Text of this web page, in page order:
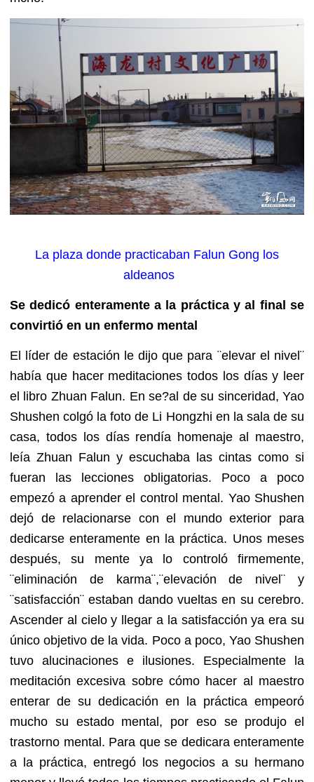
La plaza donde practicaban Falun Gong los
aldeanos
Se dedicó enteramente a la práctica y al final se
convirtió en un enfermo mental
El líder de estación le dijo que para ¨elevar el nivel¨
había que hacer meditaciones todos los días y leer
el libro Zhuan Falun. En se?al de su sinceridad, Yao
Shushen colgó la foto de Li Hongzhi en la sala de su
casa, todos los días rendía homenaje al maestro,
leía Zhuan Falun y escuchaba las cintas como si
fueran las lecciones obligatorias. Poco a poco
empezó a aprender el control mental. Yao Shushen
dejó de relacionarse con el mundo exterior para
dedicarse enteramente en la práctica. Unos meses
después, su mente ya lo controló firmemente,
¨eliminación de karma¨,¨elevación de nivel¨ y
¨satisfacción¨ estaban dando vueltas en su cerebro.
Ascender al cielo y llegar a la satisfacción ya era su
único objetivo de la vida. Poco a poco, Yao Shushen
tuvo alucinaciones e ilusiones. Especialmente la
meditación excesiva sobre cómo hacer al maestro
enterar de su dedicación en la práctica empeoró
mucho su estado mental, por eso se produjo el
trastorno mental. Para que se dedicara enteramente
a la práctica, entregó los negocios a su hermano